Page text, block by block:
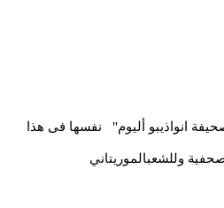
انواذيبو أليوم" نفسها فى هذا
وللشعبالموريتاني